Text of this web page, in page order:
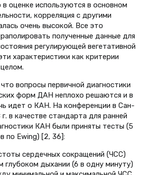
оценке используются в основном
корреляция с другими
очень высокой. Все это
полученные данные для
регулирующей вегетативной
характеристики как критерии
вопросы первичной диагностики
форм ДАН неплохо решаются и в
идет о КАН. На конференции в Сан-
в качестве стандарта для ранней
КАН были приняты тесты (5
по Ewing) [2, 36]:
сердечных сокращений (ЧСС)
глубоком дыхании (6 в одну минуту)